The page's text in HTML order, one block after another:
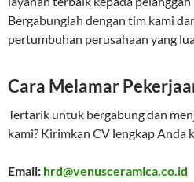
Bergabunglah dengan tim kami
pertumbuhan perusahaan yang
Cara Melamar
Tertarik untuk bergabung dan
kami? Kirimkan CV lengkap Anda
Email: hrd@venusceramica.co.id